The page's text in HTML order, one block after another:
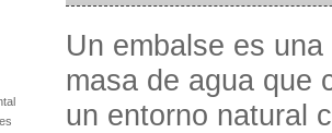
Un embalse es una
masa de agua que
un entorno natural